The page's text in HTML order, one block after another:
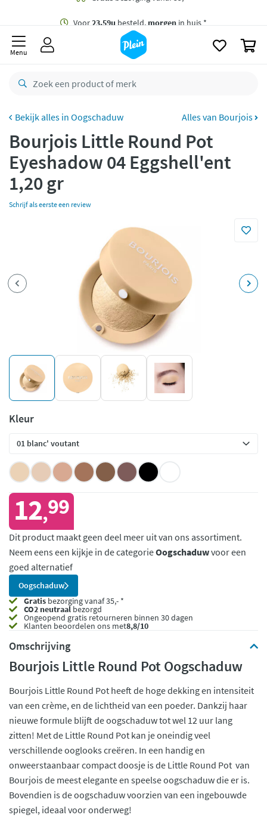
besteld,
retourneren
CO2 neutraal
Betaal met Klarna
Menu
Oogschaduw Alles van Bourjois
Bourjois Little Round Pot
Eyeshadow 04 Eggshell'ent
1,20 gr
Schrijf als eerste een review
Kleur
12,99
Dit product maakt geen deel meer uit van ons assortiment.
Neem eens een kijkje in de categorieOogschaduwvoor een
goed alternatief
Oogschaduw
Gratis bezorging vanaf 35,- *
CO2 neutraalbezorgd
Ongeopend gratis retourneren binnen 30 dagen
Klanten beoordelen ons met8,8/10
Omschrijving
Bourjois Little Round Pot Oogschaduw
Bourjois Little Round Pot heeft de hoge dekking en intensiteit
van een crème, en de lichtheid van een poeder. Dankzij haar
nieuwe formule blijft de oogschaduw tot wel 12 uur lang
zitten! Met de Little Round Pot kan je oneindig veel
verschillende ooglooks creëren. In een handig en
onweerstaanbaar compact doosje is de Little Round Pot van
Bourjois de meest elegante en speelse oogschaduw die er is.
Bovendien is de oogschaduw voorzien van een ingebouwde
spiegel, ideaal voor onderweg!